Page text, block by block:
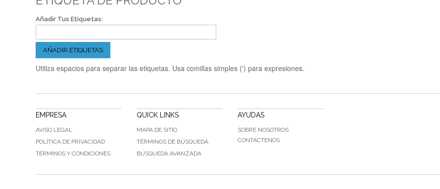
Añadir Tus Etiquetas:
AÑADIR ETIQUETAS
Utiliza espacios para separar las etiquetas. Usa comillas simples (') para expresiones.
EMPRESA
AVISO LEGAL
POLÍTICA DE PRIVACIDAD
TÉRMINOS Y CONDICIONES
QUICK LINKS
MAPA DE SITIO
TÉRMINOS DE BÚSQUEDA
BÚSQUEDA AVANZADA
AYUDAS
SOBRE NOSOTROS
CONTÁCTENOS